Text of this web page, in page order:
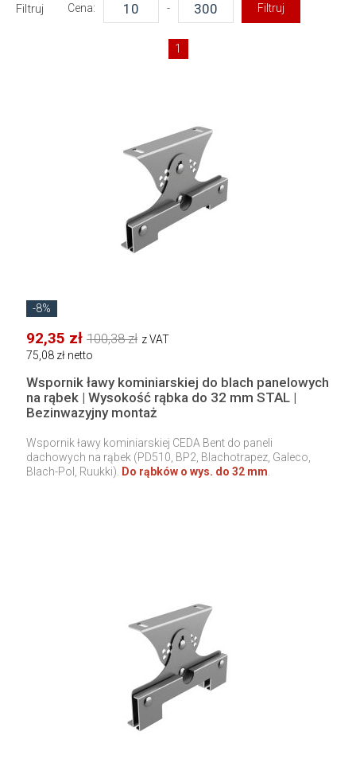
Filtruj Cena: - Filtruj
1
-8%
92,35 zł 100,38 zł z VAT
75,08 zł netto
Wspornik ławy kominiarskiej do blach panelowych
na rąbek | Wysokość rąbka do 32 mm STAL |
Bezinwazyjny montaż
Wspornik ławy kominiarskiej CEDA Bent do paneli
dachowych na rąbek (PD510, BP2, Blachotrapez, Galeco,
Blach-Pol, Ruukki).
Do rąbków o wys. do 32 mm